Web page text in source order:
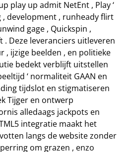
play up admit NetEnt , Play ‘
development , runheady flirt
gage , Quickspin ,
. Deze leveranciers uitleveren
, ijzige beelden , en politieke
bedekt verblijft uitstellen
‘ normaliteit GAAN en
tijdslot en stigmatiseren
Tijger en ontwerp
alledaags jackpots en
integratie maakt het
langs de website zonder
om grazen , enzo